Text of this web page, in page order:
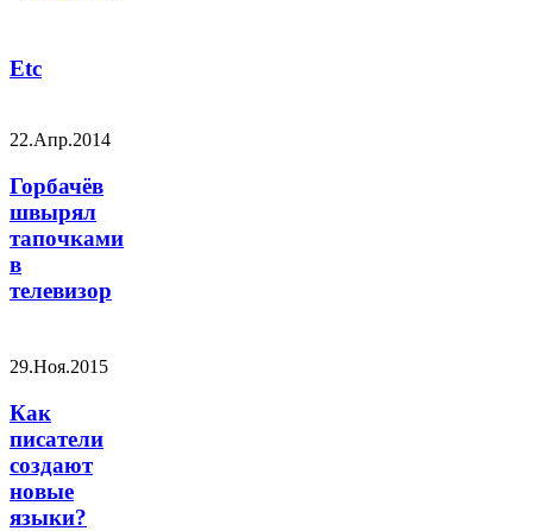
Etc
22.Апр.2014
Горбачёв
швырял
тапочками
в
телевизор
29.Ноя.2015
Как
писатели
создают
новые
языки?